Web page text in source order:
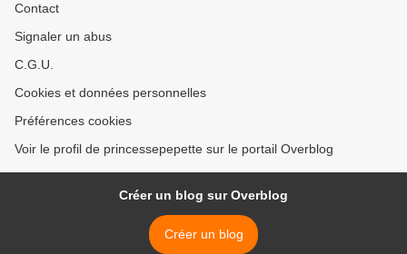
Contact
Signaler un abus
C.G.U.
Cookies et données personnelles
Préférences cookies
Voir le profil de princessepepette sur le portail Overblog
Créer un blog sur Overblog
Créer un blog